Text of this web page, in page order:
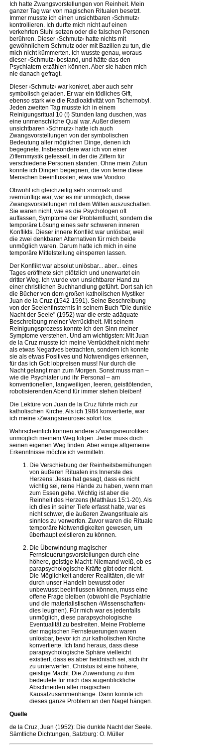
Ich hatte Zwangsvorstellungen von Reinheit. Mein
ganzer Tag war von magischen Ritualen besetzt.
Immer musste ich einen unsichtbaren ›Schmutz‹
kontrollieren. Ich durfte mich nicht auf einen
verkehrten Stuhl setzen oder die falschen Personen
berühren. Dieser ›Schmutz‹ hatte nichts mit
gewöhnlichem Schmutz oder mit Bazillen zu tun, die
mich nicht kümmerten. Ich wusste genau, woraus
dieser ›Schmutz‹ bestand, und hätte das den
Psychiatern erzählen können. Aber sie haben mich
nie danach gefragt.
Dieser ›Schmutz‹ war konkret, aber auch sehr
symbolisch geladen. Er war ein tödliches Gift,
ebenso stark wie die Radioaktivität von Tschernobyl.
Jeden zweiten Tag musste ich in einem
Reinigungsritual 10 (!) Stunden lang duschen, was
eine unmenschliche Qual war. Außer diesem
unsichtbaren ›Schmutz‹ hatte ich auch
Zwangsvorstellungen von der symbolischen
Bedeutung aller möglichen Dinge, denen ich
begegnete. Insbesondere war ich von einer
Ziffernmystik gefesselt, in der die Ziffern für
verschiedene Personen standen. Ohne mein Zutun
konnte ich Dingen begegnen, die von ferne diese
Menschen beeinflussten, etwa wie Voodoo.
Obwohl ich gleichzeitig sehr ›normal‹ und
›vernünftig‹ war, war es mir unmöglich, diese
Zwangsvorstellungen mit dem Willen auszuschalten.
Sie waren nicht, wie es die Psychologen oft
auffassen, Symptome der Problemflucht, sondern die
temporäre Lösung eines sehr schweren inneren
Konflikts. Dieser innere Konflikt war unlösbar, weil
die zwei denkbaren Alternativen für mich beide
unmöglich waren. Darum hatte ich mich in eine
temporäre Mittelstellung einsperren lassen.
Der Konflikt war absolut unlösbar... aber... eines
Tages eröffnete sich plötzlich und unerwartet ein
dritter Weg. Ich wurde von unsichtbarer Hand zu
einer christlichen Buchhandlung geführt. Dort sah ich
die Bücher von dem großen katholischen Mystiker
Juan de la Cruz (1542-1591). Seine Beschreibung
von der Seelenfinsternis in seinem Buch "Die dunkle
Nacht der Seele" (1952) war die erste adäquate
Beschreibung meiner Verrücktheit. Mit seinem
Reinigungsprozess konnte ich den Sinn meiner
Symptome verstehen. Und am wichtigsten: Mit Juan
de la Cruz musste ich meine Verrücktheit nicht mehr
als etwas Negatives betrachten, sondern ich konnte
sie als etwas Positives und Notwendiges erkennen,
für das ich Gott lobpreisen muss! Nur durch die
Nacht gelangt man zum Morgen. Sonst muss man –
wie die Psychiater und ihr Personal – am
konventionellen, langweiligen, leeren, geisttötenden,
robotisierenden Abend für immer stehen bleiben!
Die Lektüre von Juan de la Cruz führte mich zur
katholischen Kirche. Als ich 1984 konvertierte, war
ich meine ›Zwangsneurose‹ sofort los.
Wahrscheinlich können andere ›Zwangsneurotiker‹
unmöglich meinem Weg folgen. Jeder muss doch
seinen eigenen Weg finden. Aber einige allgemeine
Erkenntnisse möchte ich vermitteln.
Die Verschiebung der Reinheitsbemühungen
von äußeren Ritualen ins Innerste des
Herzens: Jesus hat gesagt, dass es nicht
wichtig sei, reine Hände zu haben, wenn man
zum Essen gehe. Wichtig ist aber die
Reinheit des Herzens (Matthäus 15:1-20). Als
ich dies in seiner Tiefe erfasst hatte, war es
nicht schwer, die äußeren Zwangsrituale als
sinnlos zu verwerfen. Zuvor waren die Rituale
temporäre Notwendigkeiten gewesen, um
überhaupt existieren zu können.
Die Überwindung magischer
Fernsteuerungsvorstellungen durch eine
höhere, geistige Macht: Niemand weiß, ob es
parapsychologische Kräfte gibt oder nicht.
Die Möglichkeit anderer Realitäten, die wir
durch unser Handeln bewusst oder
unbewusst beeinflussen können, muss eine
offene Frage bleiben (obwohl die Psychiatrie
und die materialistischen ›Wissenschaften‹
dies leugnen). Für mich war es jedenfalls
unmöglich, diese parapsychologische
Eventualität zu bestreiten. Meine Probleme
der magischen Fernsteuerungen waren
unlösbar, bevor ich zur katholischen Kirche
konvertierte. Ich fand heraus, dass diese
parapsychologische Sphäre vielleicht
existiert, dass es aber heidnisch sei, sich ihr
zu unterwerfen. Christus ist eine höhere,
geistige Macht. Die Zuwendung zu ihm
bedeutete für mich das augenblickliche
Abschneiden aller magischen
Kausalzusammenhänge. Dann konnte ich
dieses ganze Problem an den Nagel hängen.
Quelle
de la Cruz, Juan (1952): Die dunkle Nacht der Seele.
Sämtliche Dichtungen, Salzburg: O. Müller